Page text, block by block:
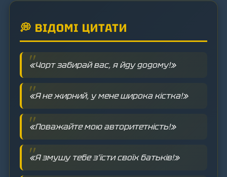
💭 ВІДОМІ ЦИТАТИ
«Чорт забирай вас, я йду додому!»
«Я не жирний, у мене широка кістка!»
«Поважайте мою авторитетність!»
«Я змушу тебе з'їсти своїх батьків!»